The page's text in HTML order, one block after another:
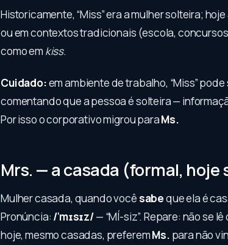
Historicamente, “Miss” era a mulher solteira;
ou em contextos tradicionais (escola,
como em kiss.
Cuidado:em ambiente de trabalho, “Miss”
comentando que a pessoa é solteira —
Por isso o corporativo migrou paraMs.
Mrs. — a casada (formal,
Mulher casada, quando você sabeque ela é
Pronúncia: /ˈmɪsɪz/— “MÍ-siz”. Repare: não se
hoje, mesmo casadas, preferemMs. para não